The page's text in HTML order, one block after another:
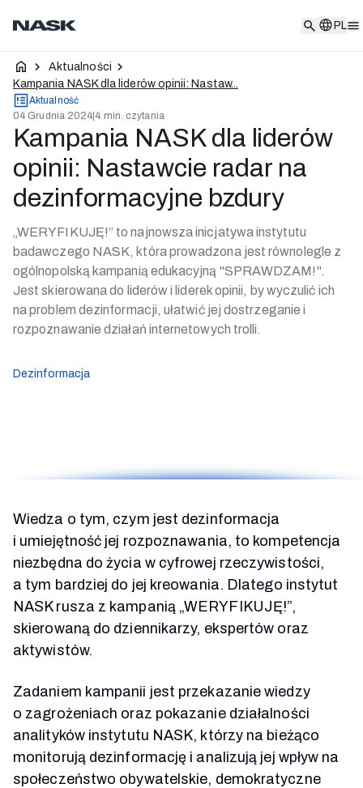
PL
Aktualności
Kampania NASK dla liderów opinii: Nastaw...
Aktualność
04 Grudnia 2024 4 min. czytania
Kampania NASK dla liderów
opinii: Nastawcie radar na
dezinformacyjne bzdury
„WERYFIKUJĘ!” to najnowsza inicjatywa instytutu
badawczego NASK, która prowadzona jest równolegle z
ogólnopolską kampanią edukacyjną "SPRAWDZAM!".
Jest skierowana do liderów i liderek opinii, by wyczulić ich
na problem dezinformacji, ułatwić jej dostrzeganie i
rozpoznawanie działań internetowych trolli.
Dezinformacja
Wiedza o tym, czym jest dezinformacja
i umiejętność jej rozpoznawania, to kompetencja
niezbędna do życia w cyfrowej rzeczywistości,
a tym bardziej do jej kreowania. Dlatego instytut
NASK rusza z kampanią „WERYFIKUJĘ!”,
skierowaną do dziennikarzy, ekspertów oraz
aktywistów.
Zadaniem kampanii jest przekazanie wiedzy
o zagrożeniach oraz pokazanie działalności
analityków instytutu NASK, którzy na bieżąco
monitorują dezinformację i analizują jej wpływ na
społeczeństwo obywatelskie, demokratyczne